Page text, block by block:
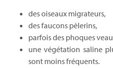
des oiseaux migrateurs,
des faucons pèlerins,
parfois des phoques
une végétation saline
sont moins fréquents.